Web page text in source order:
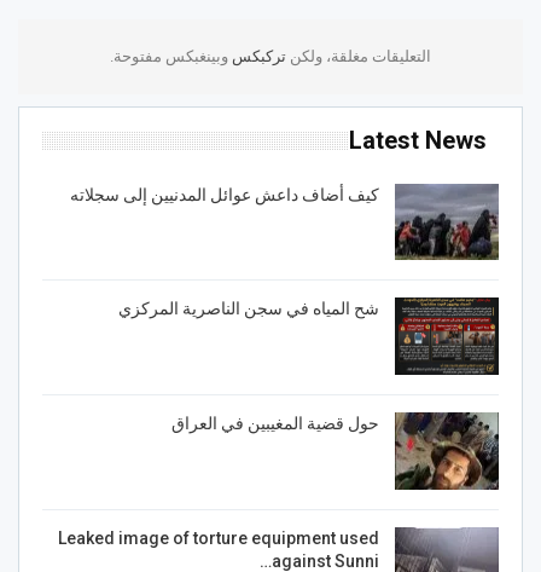
التعليقات مغلقة، ولكن تركبكس وبينغبكس مفتوحة.
Latest News
كيف أضاف داعش عوائل المدنيين إلى سجلاته
شح المياه في سجن الناصرية المركزي
حول قضية المغيبين في العراق
Leaked image of torture equipment used
against Sunni…